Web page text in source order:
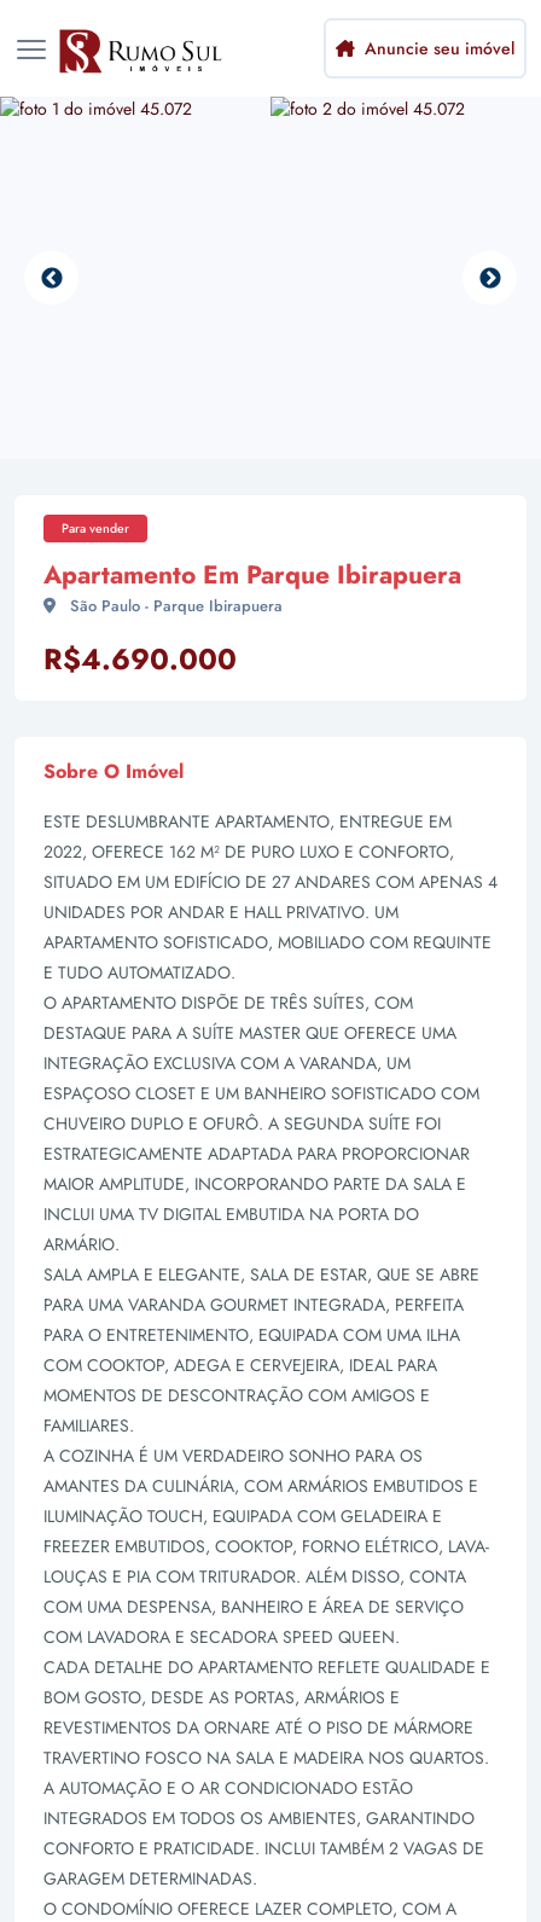
Anuncie seu imóvel
Para vender
Apartamento Em Parque Ibirapuera
São Paulo - Parque Ibirapuera
R$4.690.000
Sobre O Imóvel
ESTE DESLUMBRANTE APARTAMENTO, ENTREGUE EM
2022, OFERECE 162 M² DE PURO LUXO E CONFORTO,
SITUADO EM UM EDIFÍCIO DE 27 ANDARES COM APENAS 4
UNIDADES POR ANDAR E HALL PRIVATIVO. UM
APARTAMENTO SOFISTICADO, MOBILIADO COM REQUINTE
E TUDO AUTOMATIZADO.
O APARTAMENTO DISPÕE DE TRÊS SUÍTES, COM
DESTAQUE PARA A SUÍTE MASTER QUE OFERECE UMA
INTEGRAÇÃO EXCLUSIVA COM A VARANDA, UM
ESPAÇOSO CLOSET E UM BANHEIRO SOFISTICADO COM
CHUVEIRO DUPLO E OFURÔ. A SEGUNDA SUÍTE FOI
ESTRATEGICAMENTE ADAPTADA PARA PROPORCIONAR
MAIOR AMPLITUDE, INCORPORANDO PARTE DA SALA E
INCLUI UMA TV DIGITAL EMBUTIDA NA PORTA DO
ARMÁRIO.
SALA AMPLA E ELEGANTE, SALA DE ESTAR, QUE SE ABRE
PARA UMA VARANDA GOURMET INTEGRADA, PERFEITA
PARA O ENTRETENIMENTO, EQUIPADA COM UMA ILHA
COM COOKTOP, ADEGA E CERVEJEIRA, IDEAL PARA
MOMENTOS DE DESCONTRAÇÃO COM AMIGOS E
FAMILIARES.
A COZINHA É UM VERDADEIRO SONHO PARA OS
AMANTES DA CULINÁRIA, COM ARMÁRIOS EMBUTIDOS E
ILUMINAÇÃO TOUCH, EQUIPADA COM GELADEIRA E
FREEZER EMBUTIDOS, COOKTOP, FORNO ELÉTRICO, LAVA-
LOUÇAS E PIA COM TRITURADOR. ALÉM DISSO, CONTA
COM UMA DESPENSA, BANHEIRO E ÁREA DE SERVIÇO
COM LAVADORA E SECADORA SPEED QUEEN.
CADA DETALHE DO APARTAMENTO REFLETE QUALIDADE E
BOM GOSTO, DESDE AS PORTAS, ARMÁRIOS E
REVESTIMENTOS DA ORNARE ATÉ O PISO DE MÁRMORE
TRAVERTINO FOSCO NA SALA E MADEIRA NOS QUARTOS.
A AUTOMAÇÃO E O AR CONDICIONADO ESTÃO
INTEGRADOS EM TODOS OS AMBIENTES, GARANTINDO
CONFORTO E PRATICIDADE. INCLUI TAMBÉM 2 VAGAS DE
GARAGEM DETERMINADAS.
O CONDOMÍNIO OFERECE LAZER COMPLETO, COM A